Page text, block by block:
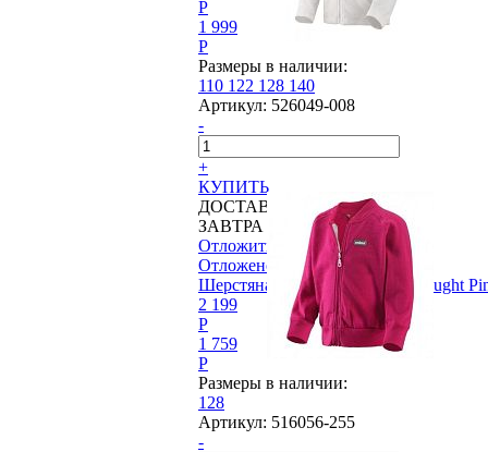
P
1 999
P
Размеры в наличии:
110 122 128 140
Артикул: 526049-008
-
+
КУПИТЬ
ДОСТАВИМ
ЗАВТРА
Отложить
Отложено
Шерстяная куртка Reima®, Thought
2 199
P
1 759
P
Размеры в наличии:
128
Артикул: 516056-255
-